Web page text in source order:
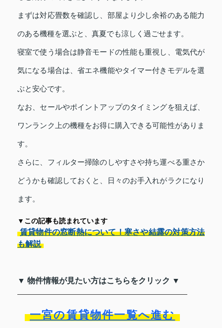
まずは対応畳数を確認し、部屋より少し余裕のある能力
のある機種を選ぶと、真夏でも涼しく過ごせます。
寝室で使う場合は静音モードの性能も重視し、電気代が
気になる場合は、省エネ機能やタイマー付きモデルを選
ぶと安心です。
なお、セールやポイントアップのタイミングを狙えば、
ワンランク上の機種をお得に購入できる可能性がありま
す。
さらに、フィルター掃除のしやすさや持ち運べる重さか
どうかも確認しておくと、日々のお手入れがラクになり
ます。
▼この記事も読まれています
賃貸物件の窓断熱について！寒さや結露の対策方法
も解説
▼ 物件情報が見たい方はこちらをクリック ▼
一宮の賃貸物件一覧へ進む